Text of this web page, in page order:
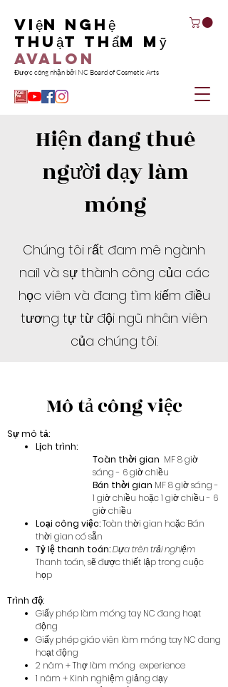
Viện nghệ
thuật thẩm mỹ
Avalon
Được công nhận bởi NC Board of Cosmetic Arts
Hiện đang thuê
người dạy làm
móng
Chúng tôi rất đam mê ngành
nail và sự thành công của các
học viên và đang tìm kiếm điều
tương tự từ đội ngũ nhân viên
của chúng tôi.
Mô tả công việc
Sự mô tả:
Lịch trình:
Toàn thời gian MF 8 giờ
sáng - 6 giờ chiều
Bán thời gian MF 8 giờ sáng -
1 giờ chiều hoặc 1 giờ chiều - 6
giờ chiều
Loại công việc:Toàn thời gian hoặc Bán
thời gian có sẵn
Tỷ lệ thanh toán:Dựa trên trải nghiệm
Thanh toán, sẽ được thiết lập trong cuộc
họp
Trình độ:
Giấy phép làm móng tay NC đang hoạt
động
Giấy phép giáo viên làm móng tay NC đang
hoạt động
2 năm + Thợ làm móng experience
1 năm + Kinh nghiệm giảng dạy